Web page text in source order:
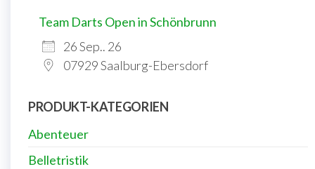
Team Darts Open in Schönbrunn
26 Sep.. 26
07929 Saalburg-Ebersdorf
PRODUKT-KATEGORIEN
Abenteuer
Belletristik